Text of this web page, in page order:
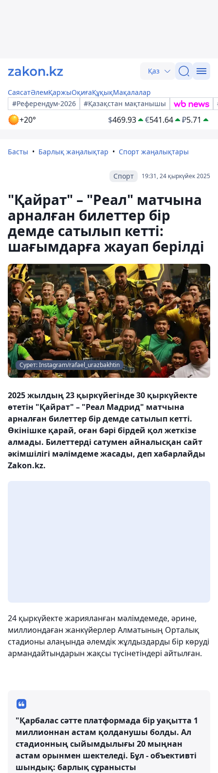
Қаз
СаясатӘлемҚаржыОқиғаҚұқықМақалалар
#Референдум-2026
#Қазақстан мақтанышы
+20° $469.93 €541.64 ₽5.71
Басты Барлық жаңалықтар Спорт жаңалықтары
19:31, 24 қыркүйек 2025
Спорт
"Қайрат" – "Реал" матчына
арналған билеттер бір
демде сатылып кетті:
шағымдарға жауап берілді
Сурет: Instagram/rafael_urazbakhtin
2025 жылдың 23 қыркүйегінде 30 қыркүйекте
өтетін "Қайрат" – "Реал Мадрид" матчына
арналған билеттер бір демде сатылып кетті.
Өкінішке қарай, оған бәрі бірдей қол жеткізе
алмады. Билеттерді сатумен айналысқан сайт
әкімшілігі мәлімдеме жасады, деп хабарлайды
Zakon.kz.
24 қыркүйекте жарияланған мәлімдемеде, әрине,
миллиондаған жанкүйерлер Алматының Орталық
стадионы алаңында әлемдік жұлдыздарды бір көруді
армандайтындарын жақсы түсінетіндері айтылған.
"Қарбалас сәтте платформада бір уақытта 1
миллионнан астам қолданушы болды. Ал
стадионның сыйымдылығы 20 мыңнан
астам орынмен шектеледі. Бұл - объективті
шындық: барлық сұранысты